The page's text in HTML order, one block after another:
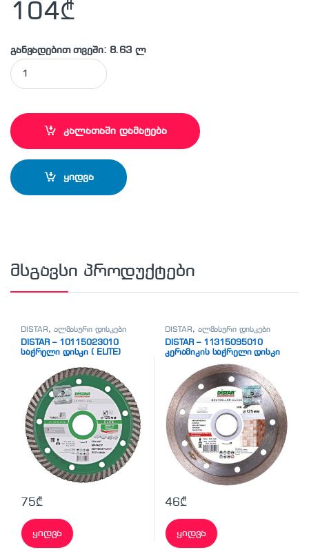
104₾
განვადებით თვეში: 8.63 ლ
DISTAR - 11115421010 კერამიკის საჭრელი დისკი (
კალათაში დამატება
ყიდვა
მსგავსი პროდუქტები
DISTAR, ალმასური დისკები
DISTAR – 10115023010
საჭრელი დისკი ( ELITE)
75₾
ყიდვა
DISTAR, ალმასური დისკები
DISTAR – 11315095010
კერამიკის საჭრელი დისკი
46₾
ყიდვა